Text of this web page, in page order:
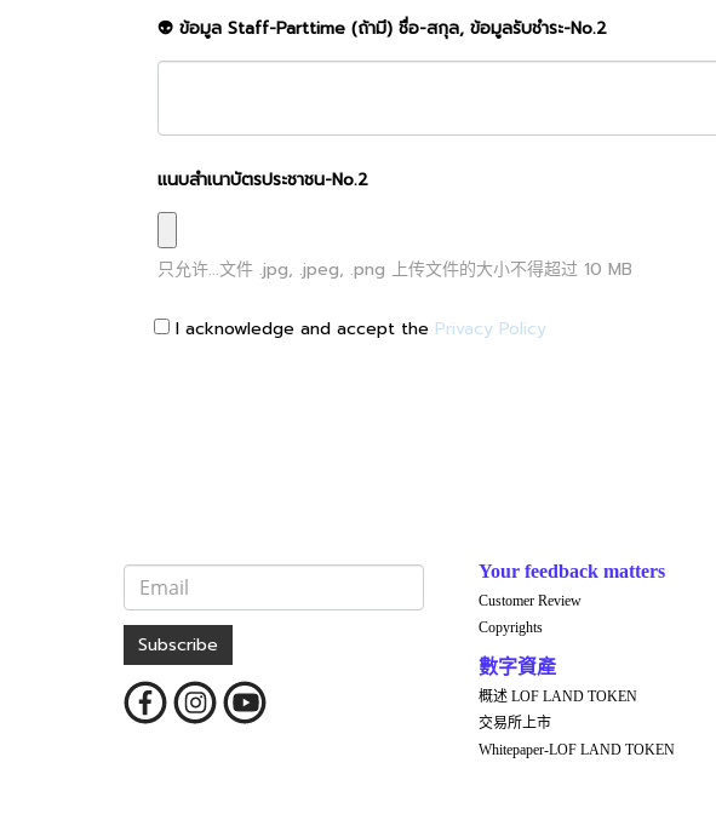
👽 ข้อมูล Staff-Parttime (ถ้ามี) ชื่อ-สกุล, ข้อมูลรับชำระ-No.2
แนบสำเนาบัตรประชาชน-No.2
只允许...文件 .jpg, .jpeg, .png 上传文件的大小不得超过 10 MB
I acknowledge and accept the Privacy Policy
Subscribe
Your feedback matters
Customer Review
Copyrights
數字資產
概述 LOF LAND TOKEN
交易所上市
Whitepaper-LOF LAND TOKEN